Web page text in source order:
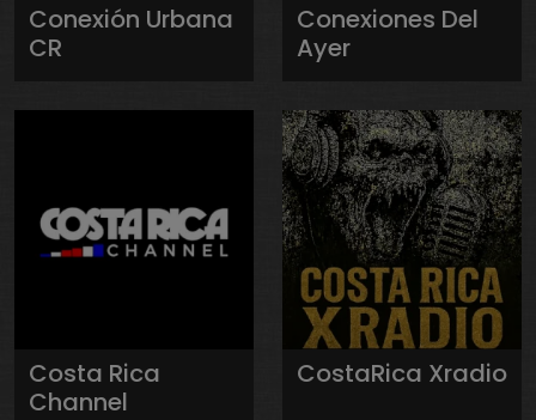
Conexión Urbana
CR
Conexiones Del
Ayer
Costa Rica
Channel
CostaRica Xradio